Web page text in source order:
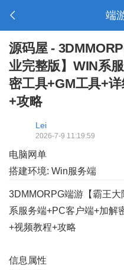
端
源码屋 -
业完整版】WIN系
密工具+GM工具+
+攻略
Lei
2026-7-9 11:19:59
电脑网单
搭建环境: Win服务端
3DMMORPG端游【霸王
系服务端+PC客户端+加解
+视频教程+攻略
信息属性